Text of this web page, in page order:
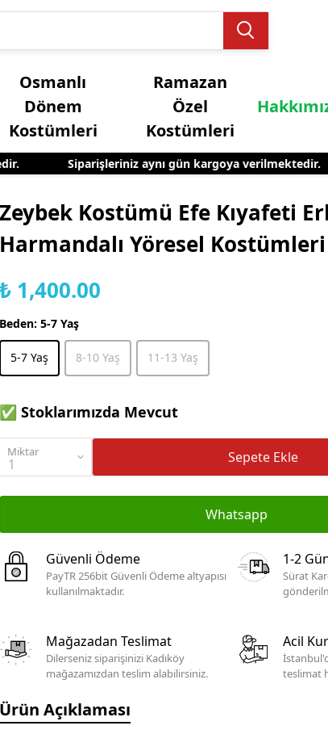
Erkek Yöresel Kostümleri
Osmanlı
Dönem
Kostümleri
Ramazan
Özel
Kostümleri
Siparişleriniz aynı gün kargoya verilmektedir.
Zeybek Kostümü Efe Kıyafeti
Harmandalı Yöresel Kostümleri
₺ 1,400.00
Beden:5-7 Yaş
5-7 Yaş 8-10 Yaş 11-13 Yaş
✅ Stoklarımızda Mevcut
Miktar Sepete Ekle
Whatsapp
Güvenli Ödeme
PayTR 256bit Güvenli Ödeme altyapısı
kullanılmaktadır.
1-2
Sürat
Mağazadan Teslimat
Dilerseniz siparişinizi Kadıköy
mağazamızdan teslim alabilirsiniz.
Acil
teslimat
Ürün Açıklaması